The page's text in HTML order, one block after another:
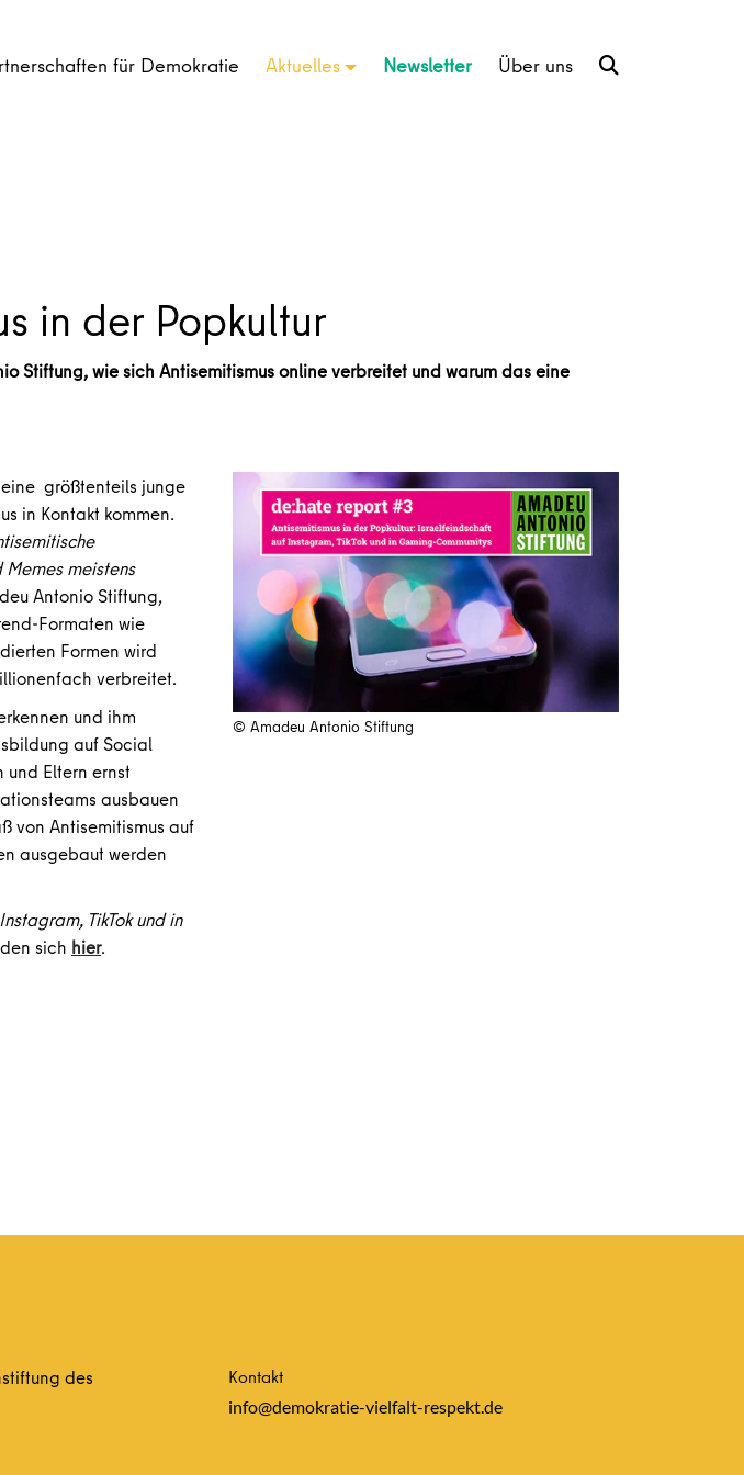
für Demokratie Aktuelles Newsletter Über uns
in der Popkultur
Stiftung, wie sich Antisemitismus online verbreitet und warum das eine
größtenteils junge
in Kontakt kommen.
meistens
Antonio Stiftung,
Formaten wie
Formen wird
verbreitet.
und ihm
auf Social
Eltern ernst
ausbauen
von Antisemitismus auf
ausgebaut werden
TikTok und in
sich hier.
© Amadeu Antonio Stiftung
des
Kontakt
info@demokratie-vielfalt-respekt.de